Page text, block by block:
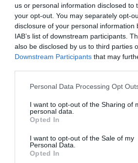
us or personal information disclosed to
your opt-out. You may separately opt-
disclosure of your personal information
IAB’s list of downstream participants.
also be disclosed by us to third parties
Downstream Participants that may
Personal Data Processing Opt
I want to opt-out of the Sharing of
personal data.
Opted In
I want to opt-out of the Sale of my
Personal Data.
Opted In
Ταυτότητα
Πληροφορίες έκδοσης:Σελίδες:
ISBN: 960-270-908-1, 22.70€
Ακολουθήστε το Culturenow.gr
Δείτε όλα τατελευταία νέα
Νέοι Διαγωνισμοί